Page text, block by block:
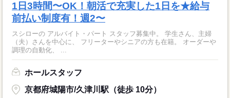
1日3時間〜OK！朝活で充実した1日を★給与
前払い制度有！週2〜
スシローの アルバイト・パート スタッフ募集中。 学生さん、主婦
（夫）さんを中心に、 フリーターやシニアの方も在籍。 オーダーや
調理の自動化、 ...
ホールスタッフ
京都府城陽市/久津川駅（徒歩 10分）